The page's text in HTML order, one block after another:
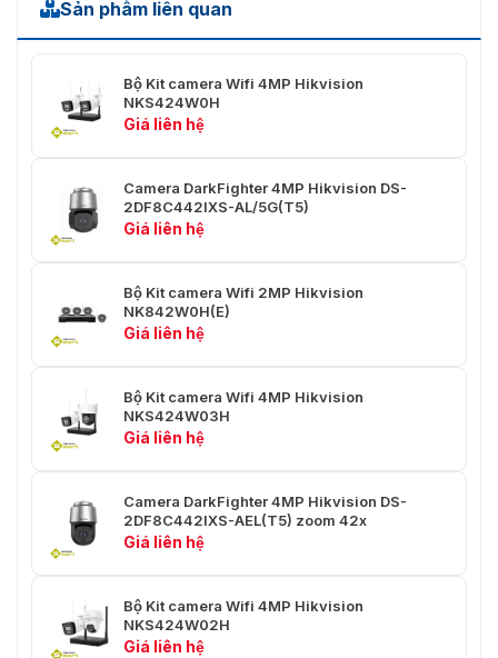
250°/giây
Presets
Quét mẫu
4 quét mẫu, thời gian ghi hơn 10
Có
cảnh
Định vị 3D
Hiển thị trạng thái
PTZ
Có
Đóng băng preset
Công việc theo lịch
Preset, quét mẫu, quét tuần tra,
quét tự động, quét tilt, quét ngẫu
Sản phẩm liên quan
Bộ Kit camera Wifi 4MP Hikvision
NKS424W0H
Giá liên hệ
Camera DarkFighter 4MP Hikvision DS-
2DF8C442IXS-AL/5G(T5)
Giá liên hệ
Bộ Kit camera Wifi 2MP Hikvision
NK842W0H(E)
Giá liên hệ
Bộ Kit camera Wifi 4MP Hikvision
NKS424W03H
Giá liên hệ
Camera DarkFighter 4MP Hikvision DS-
2DF8C442IXS-AEL(T5) zoom 42x
Giá liên hệ
Bộ Kit camera Wifi 4MP Hikvision
NKS424W02H
Giá liên hệ